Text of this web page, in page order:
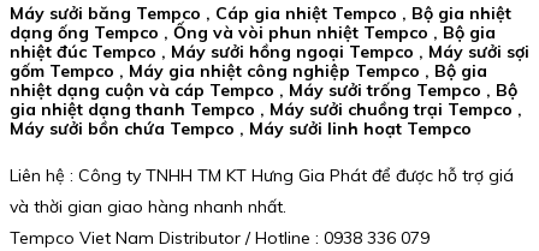
Máy sưởi băng Tempco , Cáp gia nhiệt Tempco , Bộ gia nhiệt
dạng ống Tempco , Ống và vòi phun nhiệt Tempco , Bộ gia
nhiệt đúc Tempco , Máy sưởi hồng ngoại Tempco , Máy sưởi sợi
gốm Tempco , Máy gia nhiệt công nghiệp Tempco , Bộ gia
nhiệt dạng cuộn và cáp Tempco , Máy sưởi trống Tempco , Bộ
gia nhiệt dạng thanh Tempco , Máy sưởi chuồng trại Tempco ,
Máy sưởi bồn chứa Tempco , Máy sưởi linh hoạt Tempco
Liên hệ : Công ty TNHH TM KT Hưng Gia Phát để được hỗ trợ giá
và thời gian giao hàng nhanh nhất.
Tempco Viet Nam Distributor / Hotline : 0938 336 079